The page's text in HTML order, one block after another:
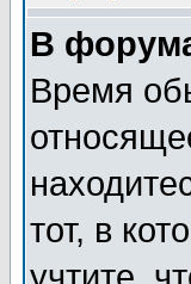
В
Время
тот, в